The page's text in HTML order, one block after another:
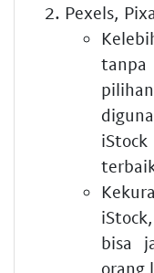
Pexels,
bisa
orang